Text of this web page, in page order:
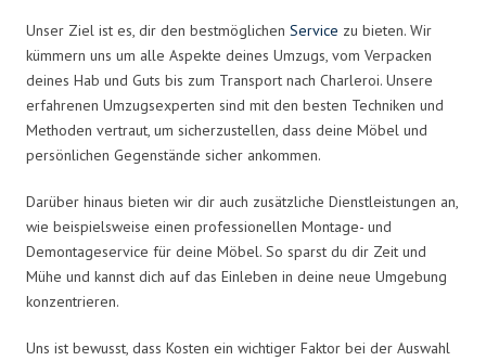
Unser Ziel ist es, dir den bestmöglichen Service zu bieten. Wir
kümmern uns um alle Aspekte deines Umzugs, vom Verpacken
deines Hab und Guts bis zum Transport nach Charleroi. Unsere
erfahrenen Umzugsexperten sind mit den besten Techniken und
Methoden vertraut, um sicherzustellen, dass deine Möbel und
persönlichen Gegenstände sicher ankommen.
Darüber hinaus bieten wir dir auch zusätzliche Dienstleistungen an,
wie beispielsweise einen professionellen Montage- und
Demontageservice für deine Möbel. So sparst du dir Zeit und
Mühe und kannst dich auf das Einleben in deine neue Umgebung
konzentrieren.
Uns ist bewusst, dass Kosten ein wichtiger Faktor bei der Auswahl